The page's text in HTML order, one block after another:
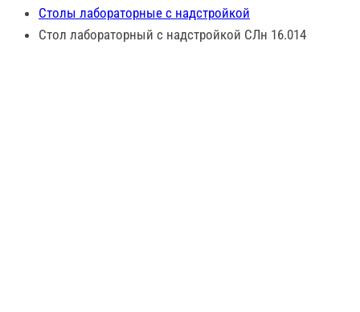
Столы лабораторные с надстройкой
Стол лабораторный с надстройкой СЛн 16.014